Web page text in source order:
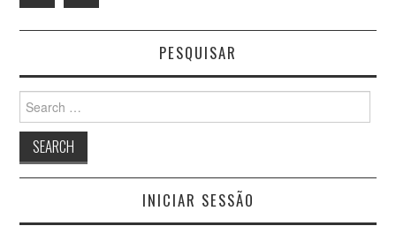
PESQUISAR
Search
for:
INICIAR SESSÃO